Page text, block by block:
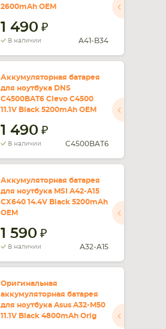
2600mAh OEM
1 490
В наличии A41-B34
Аккумуляторная батарея
для ноутбука DNS
C4500BAT6 Clevo C4500
11.1V Black 5200mAh OEM
1 490
В наличии C4500BAT6
Аккумуляторная батарея
для ноутбука MSI A42-A15
CX640 14.4V Black 5200mAh
OEM
1 590
В наличии A32-A15
Оригинальная
аккумуляторная батарея
для ноутбука Asus A32-M50
11.1V Black 4800mAh Orig